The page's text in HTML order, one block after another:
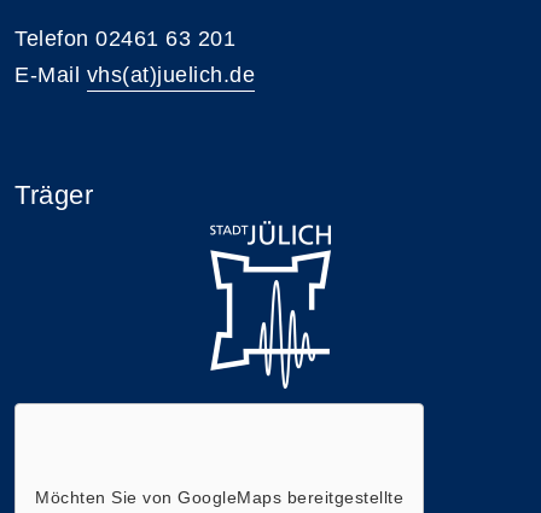
Telefon 02461 63 201
E-Mail vhs(at)juelich.de
Träger
Möchten Sie vonGoogleMaps bereitgestellte